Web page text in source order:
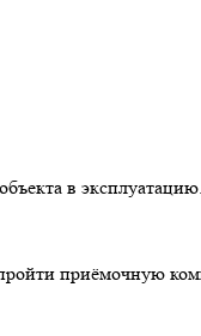
в
приёмочную